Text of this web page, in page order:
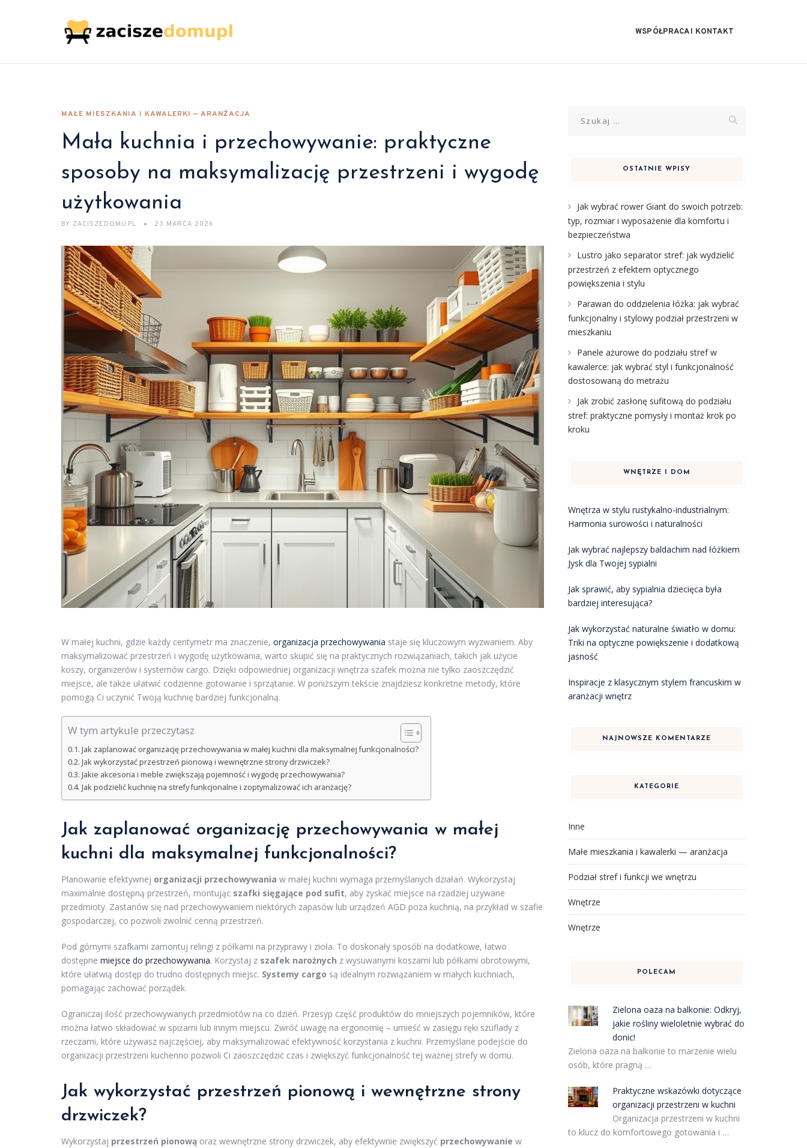
WSPÓŁPRACA I KONTAKT
MAŁE MIESZKANIA I KAWALERKI — ARANŻACJA
Mała kuchnia i przechowywanie: praktyczne
sposoby na maksymalizację przestrzeni i wygodę
użytkowania
BY ZACISZEDOMU.PL 23 MARCA 2026
W małej kuchni, gdzie każdy centymetr ma znaczenie, organizacja przechowywania staje się kluczowym wyzwaniem. Aby
maksymalizować przestrzeń i wygodę użytkowania, warto skupić się na praktycznych rozwiązaniach, takich jak użycie
koszy, organizerów i systemów cargo. Dzięki odpowiedniej organizacji wnętrza szafek można nie tylko zaoszczędzić
miejsce, ale także ułatwić codzienne gotowanie i sprzątanie. W poniższym tekście znajdziesz konkretne metody, które
pomogą Ci uczynić Twoją kuchnię bardziej funkcjonalną.
W tym artykule przeczytasz
Jak zaplanować organizację przechowywania w małej kuchni dla maksymalnej funkcjonalności?
Jak wykorzystać przestrzeń pionową i wewnętrzne strony drzwiczek?
Jakie akcesoria i meble zwiększają pojemność i wygodę przechowywania?
Jak podzielić kuchnię na strefy funkcjonalne i zoptymalizować ich aranżację?
Jak zaplanować organizację przechowywania w małej
kuchni dla maksymalnej funkcjonalności?
Planowanie efektywnej organizacji przechowywania w małej kuchni wymaga przemyślanych działań. Wykorzystaj
maximalnie dostępną przestrzeń, montując szafki sięgające pod sufit, aby zyskać miejsce na rzadziej używane
przedmioty. Zastanów się nad przechowywaniem niektórych zapasów lub urządzeń AGD poza kuchnią, na przykład w szafie
gospodarczej, co pozwoli zwolnić cenną przestrzeń.
Pod górnymi szafkami zamontuj relingi z półkami na przyprawy i zioła. To doskonały sposób na dodatkowe, łatwo
dostępne miejsce do przechowywania. Korzystaj z szafek narożnych z wysuwanymi koszami lub półkami obrotowymi,
które ułatwią dostęp do trudno dostępnych miejsc. Systemy cargo są idealnym rozwiązaniem w małych kuchniach,
pomagając zachować porządek.
Ograniczaj ilość przechowywanych przedmiotów na co dzień. Przesyp część produktów do mniejszych pojemników, które
można łatwo składować w spiżarni lub innym miejscu. Zwróć uwagę na ergonomię – umieść w zasięgu ręki szuflady z
rzeczami, które używasz najczęściej, aby maksymalizować efektywność korzystania z kuchni. Przemyślane podejście do
organizacji przestrzeni kuchenno pozwoli Ci zaoszczędzić czas i zwiększyć funkcjonalność tej ważnej strefy w domu.
Jak wykorzystać przestrzeń pionową i wewnętrzne strony
drzwiczek?
Wykorzystaj przestrzeń pionową oraz wewnętrzne strony drzwiczek, aby efektywnie zwiększyć przechowywanie w
OSTATNIE WPISY
Jak wybrać rower Giant do swoich potrzeb:
typ, rozmiar i wyposażenie dla komfortu i
bezpieczeństwa
Lustro jako separator stref: jak wydzielić
przestrzeń z efektem optycznego
powiększenia i stylu
Parawan do oddzielenia łóżka: jak wybrać
funkcjonalny i stylowy podział przestrzeni w
mieszkaniu
Panele ażurowe do podziału stref w
kawalerce: jak wybrać styl i funkcjonalność
dostosowaną do metrażu
Jak zrobić zasłonę sufitową do podziału
stref: praktyczne pomysły i montaż krok po
kroku
WNĘTRZE I DOM
Wnętrza w stylu rustykalno-industrialnym:
Harmonia surowości i naturalności
Jak wybrać najlepszy baldachim nad łóżkiem
Jysk dla Twojej sypialni
Jak sprawić, aby sypialnia dziecięca była
bardziej interesująca?
Jak wykorzystać naturalne światło w domu:
Triki na optyczne powiększenie i dodatkową
jasność
Inspiracje z klasycznym stylem francuskim w
aranżacji wnętrz
NAJNOWSZE KOMENTARZE
KATEGORIE
Inne
Małe mieszkania i kawalerki — aranżacja
Podział stref i funkcji we wnętrzu
Wnętrze
Wnętrze
POLECAM
Zielona oaza na balkonie: Odkryj,
jakie rośliny wieloletnie wybrać do
donic!
Zielona oaza na balkonie to marzenie wielu
osób, które pragną …
Praktyczne wskazówki dotyczące
organizacji przestrzeni w kuchni
Organizacja przestrzeni w kuchni
to klucz do komfortowego gotowania i …